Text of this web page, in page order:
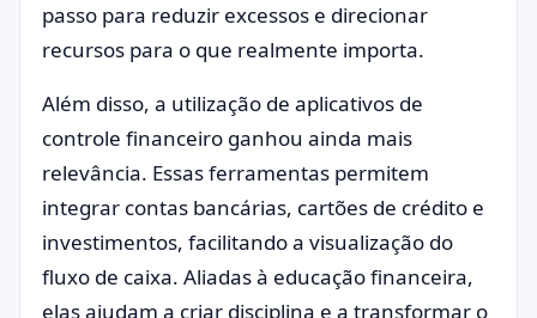
passo para reduzir excessos e direcionar
recursos para o que realmente importa.
Além disso, a utilização de aplicativos de
controle financeiro ganhou ainda mais
relevância. Essas ferramentas permitem
integrar contas bancárias, cartões de crédito e
investimentos, facilitando a visualização do
fluxo de caixa. Aliadas à educação financeira,
elas ajudam a criar disciplina e a transformar o